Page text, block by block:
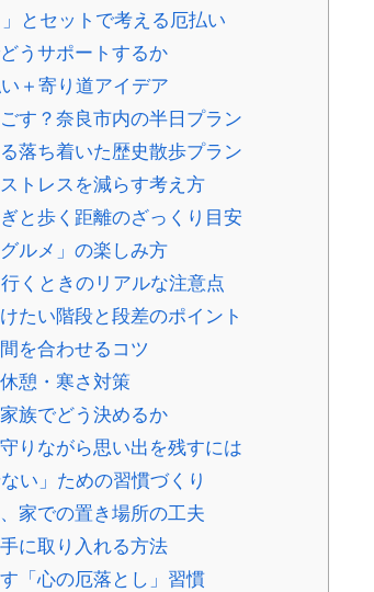
とセットで考える厄払い
うサポートするか
＋寄り道アイデア
す？奈良市内の半日プラン
落ち着いた歴史散歩プラン
トレスを減らす考え方
と歩く距離のざっくり目安
ルメ」の楽しみ方
くときのリアルな注意点
たい階段と段差のポイント
を合わせるコツ
憩・寒さ対策
族でどう決めるか
りながら思い出を残すには
い」ための習慣づくり
家での置き場所の工夫
に取り入れる方法
「心の厄落とし」習慣